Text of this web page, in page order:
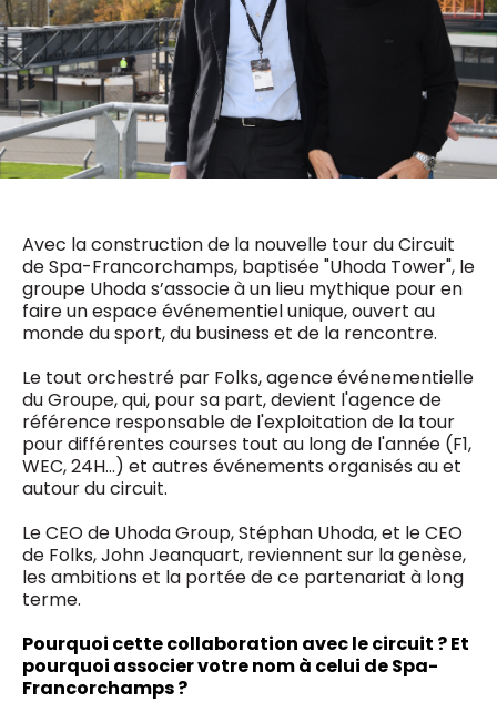
Avec la construction de la nouvelle tour du Circuit
de Spa-Francorchamps, baptisée "Uhoda Tower", le
groupe Uhoda s’associe à un lieu mythique pour en
faire un espace événementiel unique, ouvert au
monde du sport, du business et de la rencontre.
Le tout orchestré par Folks, agence événementielle
du Groupe, qui, pour sa part, devient l'agence de
référence responsable de l'exploitation de la tour
pour différentes courses tout au long de l'année (F1,
WEC, 24H...) et autres événements organisés au et
autour du circuit.
Le CEO de Uhoda Group, Stéphan Uhoda, et le CEO
de Folks, John Jeanquart, reviennent sur la genèse,
les ambitions et la portée de ce partenariat à long
terme.
Pourquoi cette collaboration avec le circuit ? Et
pourquoi associer votre nom à celui de Spa-
Francorchamps ?
0498 88 64 89
f.bouchar@mm.be
Chief Editor
Griet Byl
0475 97 12 57
g.byl@mm.be
0477 37 31 65
d.lemaire@mm.be
VALIDER
NOTRE CONTENU DIGITAL :
Daily
Freemium
access
1 x week
MM Tech
10 x year
MM Best of
Research
10 x year
MM Blue
4 x year
MM Magazine
Des questions ?